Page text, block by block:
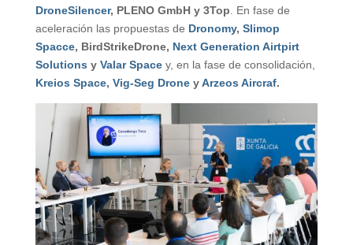
DroneSilencer, PLENO GmbH y 3Top. En fase de
aceleración las propuestas de Dronomy, Slimop
Spacce, BirdStrikeDrone, Next Generation Airtpirt
Solutions y Valar Spacey, en la fase de consolidación,
Kreios Space, Vig-Seg DroneyArzeos Aircraf.